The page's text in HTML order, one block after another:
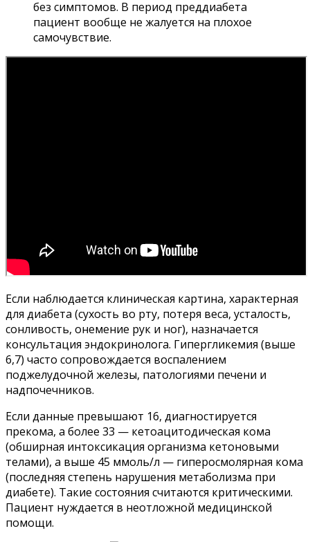
без симптомов. В период преддиабета
пациент вообще не жалуется на плохое
самочувствие.
Если наблюдается клиническая картина, характерная
для диабета (сухость во рту, потеря веса, усталость,
сонливость, онемение рук и ног), назначается
консультация эндокринолога. Гипергликемия (выше
6,7) часто сопровождается воспалением
поджелудочной железы, патологиями печени и
надпочечников.
Если данные превышают 16, диагностируется
прекома, а более 33 — кетоацитодическая кома
(обширная интоксикация организма кетоновыми
телами), а выше 45 ммоль/л — гиперосмолярная кома
(последняя степень нарушения метаболизма при
диабете). Такие состояния считаются критическими.
Пациент нуждается в неотложной медицинской
помощи.